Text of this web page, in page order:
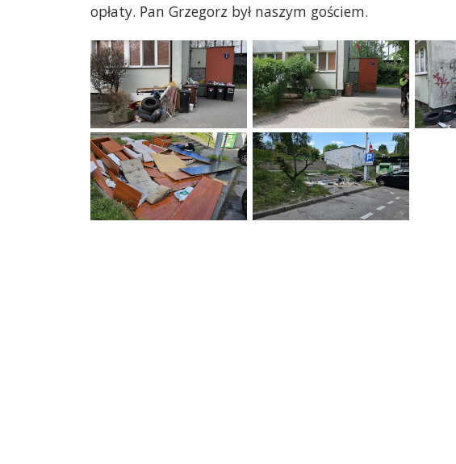
opłaty. Pan Grzegorz był naszym gościem.